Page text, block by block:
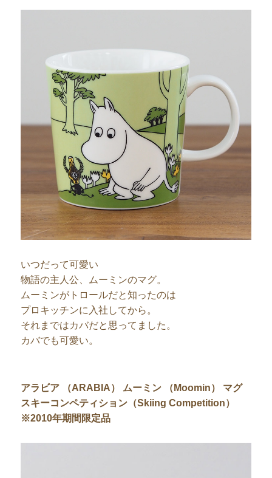
いつだって可愛い
物語の主人公、ムーミンのマグ。
ムーミンがトロールだと知ったのは
プロキッチンに入社してから。
それまではカバだと思ってました。
カバでも可愛い。
アラビア （ARABIA） ムーミン （Moomin） マグ
スキーコンペティション（Skiing Competition）
※2010年期間限定品